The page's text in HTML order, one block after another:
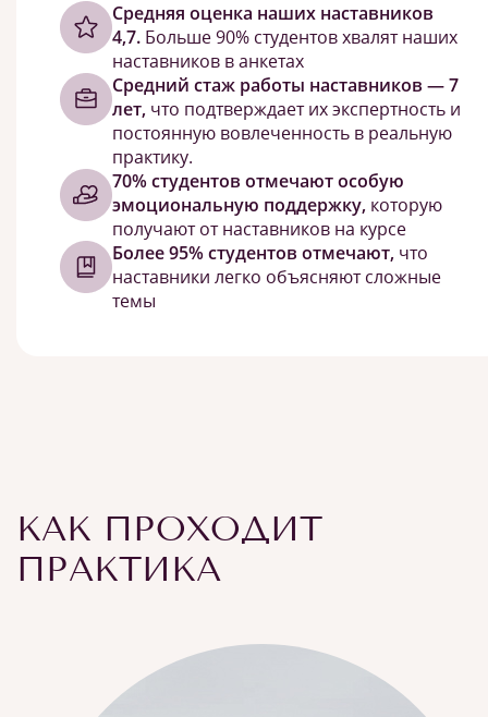
Cредняя оценка наших наставников
4,7. Больше 90% студентов хвалят наших
наставников в анкетах
Средний стаж работы наставников — 7
лет, что подтверждает их экспертность и
постоянную вовлеченность в реальную
практику.
70% студентов отмечают особую
эмоциональную поддержку, которую
получают от наставников на курсе
Более 95% студентов отмечают, что
наставники легко объясняют сложные
темы
КАК ПРОХОДИТ
ПРАКТИКА